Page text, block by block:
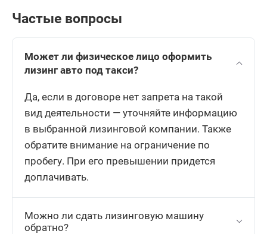
Частые вопросы
Может ли физическое лицо оформить
лизинг авто под такси?
Да, если в договоре нет запрета на такой
вид деятельности — уточняйте информацию
в выбранной лизинговой компании. Также
обратите внимание на ограничение по
пробегу. При его превышении придется
доплачивать.
Можно ли сдать лизинговую машину
обратно?